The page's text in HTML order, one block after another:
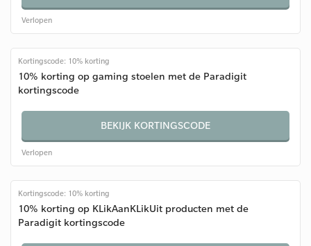
Verlopen
Kortingscode: 10% korting
10% korting op gaming stoelen met de Paradigit
kortingscode
BEKIJK KORTINGSCODE
Verlopen
Kortingscode: 10% korting
10% korting op KLikAanKLikUit producten met de
Paradigit kortingscode